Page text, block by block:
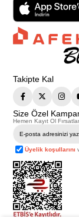
Takipte Kal
Size Özel
Hemen Kayıt Ol
Üyelik koşullarını